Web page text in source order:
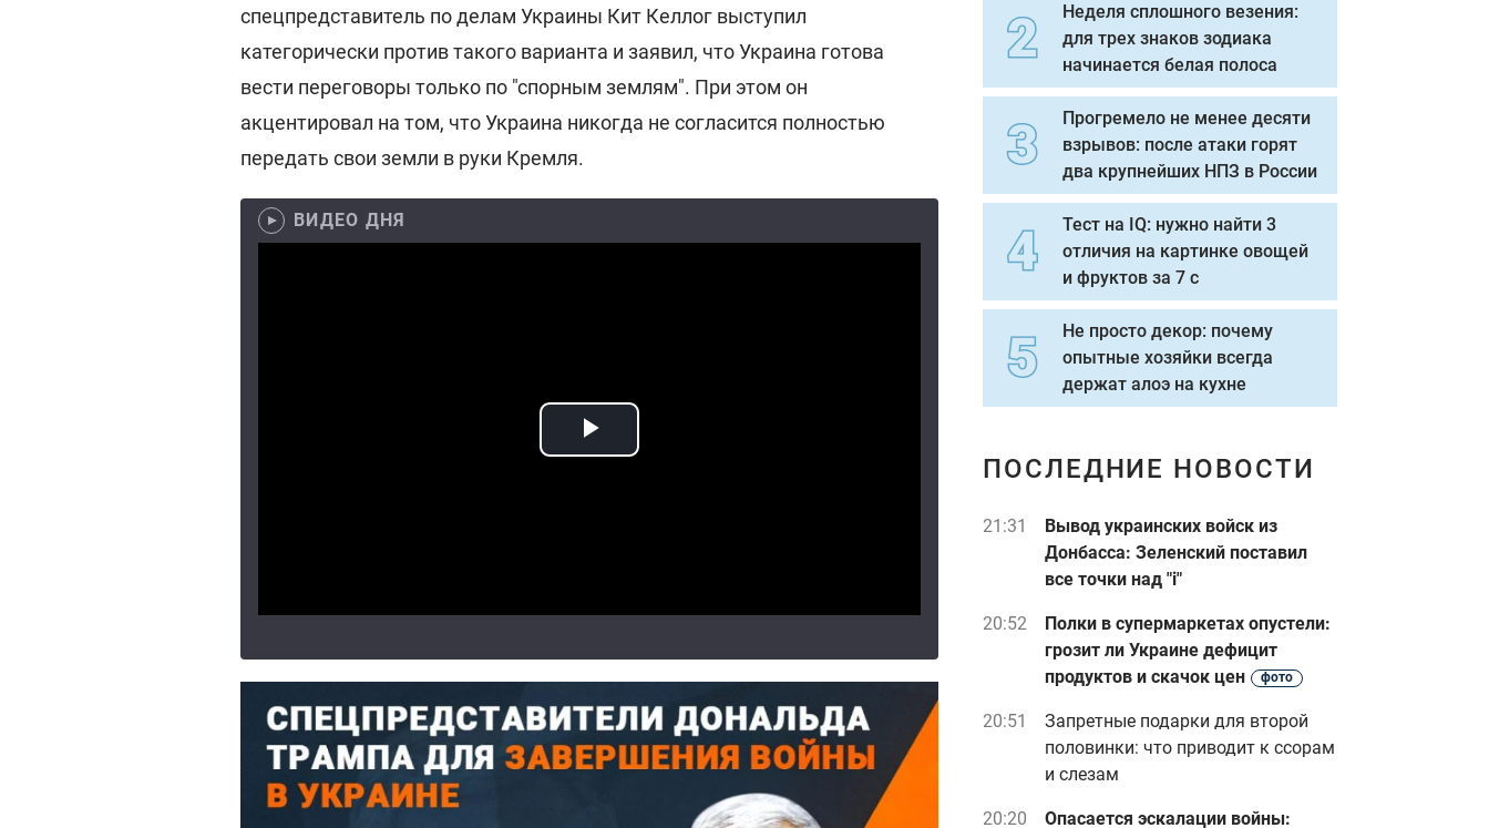
спецпредставитель по делам Украины Кит Келлог выступил
категорически против такого варианта и заявил, что Украина готова
вести переговоры только по "спорным землям". При этом он
акцентировал на том, что Украина никогда не согласится полностью
передать свои земли в руки Кремля.
ВИДЕО ДНЯ
Неделя сплошного везения:
для трех знаков зодиака
начинается белая полоса
Прогремело не менее десяти
взрывов: после атаки горят
два крупнейших НПЗ в России
Тест на IQ: нужно найти 3
отличия на картинке овощей
и фруктов за 7 с
Не просто декор: почему
опытные хозяйки всегда
держат алоэ на кухне
ПОСЛЕДНИЕ НОВОСТИ
21:31
Вывод украинских войск из
Донбасса: Зеленский поставил
все точки над "i"
20:52
Полки в супермаркетах опустели:
грозит ли Украине дефицит
продуктов и скачок цен
фото
20:51
Запретные подарки для второй
половинки: что приводит к ссорам
и слезам
20:20
Опасается эскалации войны: